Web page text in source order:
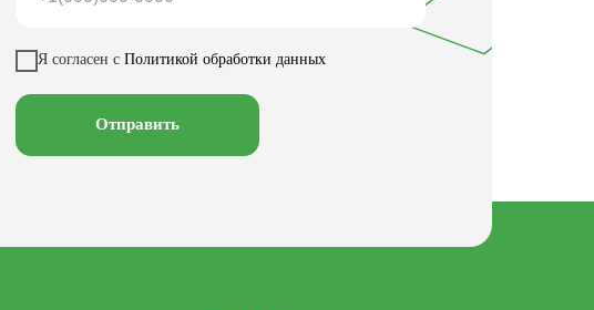
Я согласен с Политикой обработки данных
Отправить